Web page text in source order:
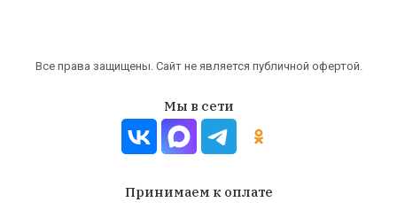
Все права защищены. Сайт не является публичной офертой.
Мы в сети
Принимаем к оплате